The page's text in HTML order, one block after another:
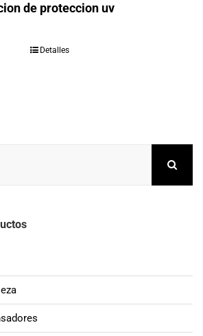
de proteccion uv
Detalles